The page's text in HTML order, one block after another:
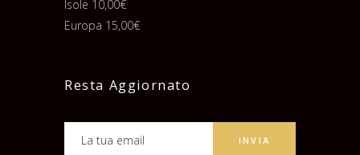
Isole 10,00€
Europa 15,00€
Resta Aggiornato